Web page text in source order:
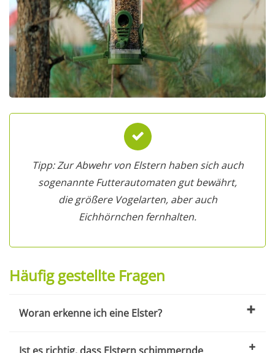
Tipp: Zur Abwehr von Elstern haben sich auch
sogenannte Futterautomaten gut bewährt,
die größere Vogelarten, aber auch
Eichhörnchen fernhalten.
Häufig gestellte Fragen
Woran erkenne ich eine Elster?